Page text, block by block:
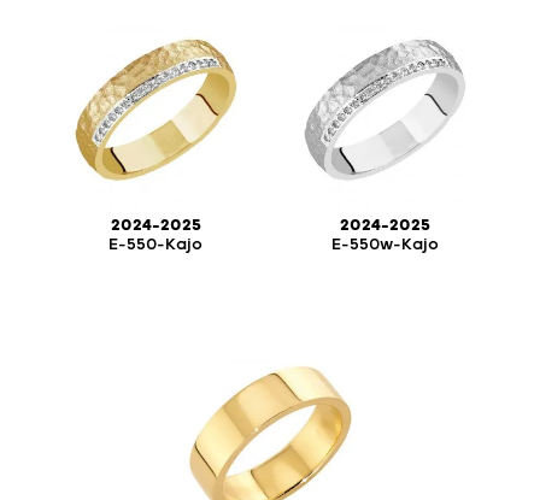
2024-2025
E-550-Kajo
2024-2025
E-550w-Kajo